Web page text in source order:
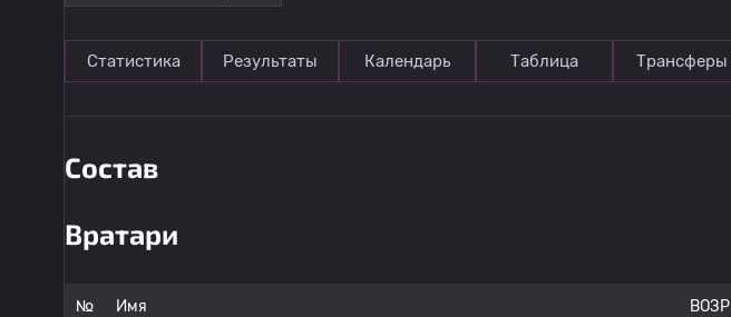
Статистика Результаты Календарь Таблица Трансферы
Состав
Вратари
№ Имя ВОЗР